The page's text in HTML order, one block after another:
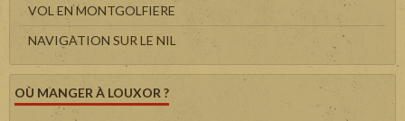
VOL EN MONTGOLFIERE
NAVIGATION SUR LE NIL
OÙ MANGER À LOUXOR ?